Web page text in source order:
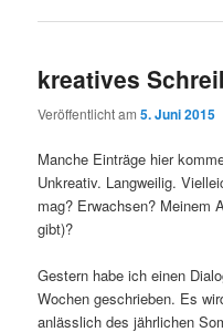
kreatives
Veröffentlicht am5. Juni 2015
Manche Einträge hier
Unkreativ. Langweilig.
mag? Erwachsen? Meinem
gibt)?
Gestern habe ich einen
Wochen geschrieben. Es
anlässlich des jährlichen